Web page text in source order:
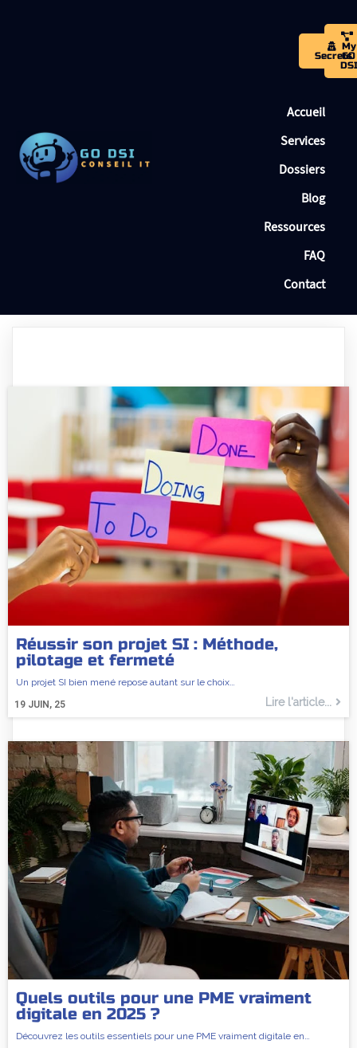
Secrets
My
GO
DSI
Accueil
Services
Dossiers
Blog
Ressources
FAQ
Contact
Réussir son projet SI : Méthode,
pilotage et fermeté
19 JUIN, 25
Un projet SI bien mené repose autant sur le choix…
Lire l'article...
Quels outils pour une PME vraiment
digitale en 2025 ?
Découvrez les outils essentiels pour une PME vraiment digitale en…